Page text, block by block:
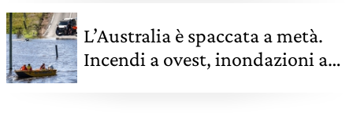
L’Australia è spaccata a metà.
Incendi a ovest, inondazioni a